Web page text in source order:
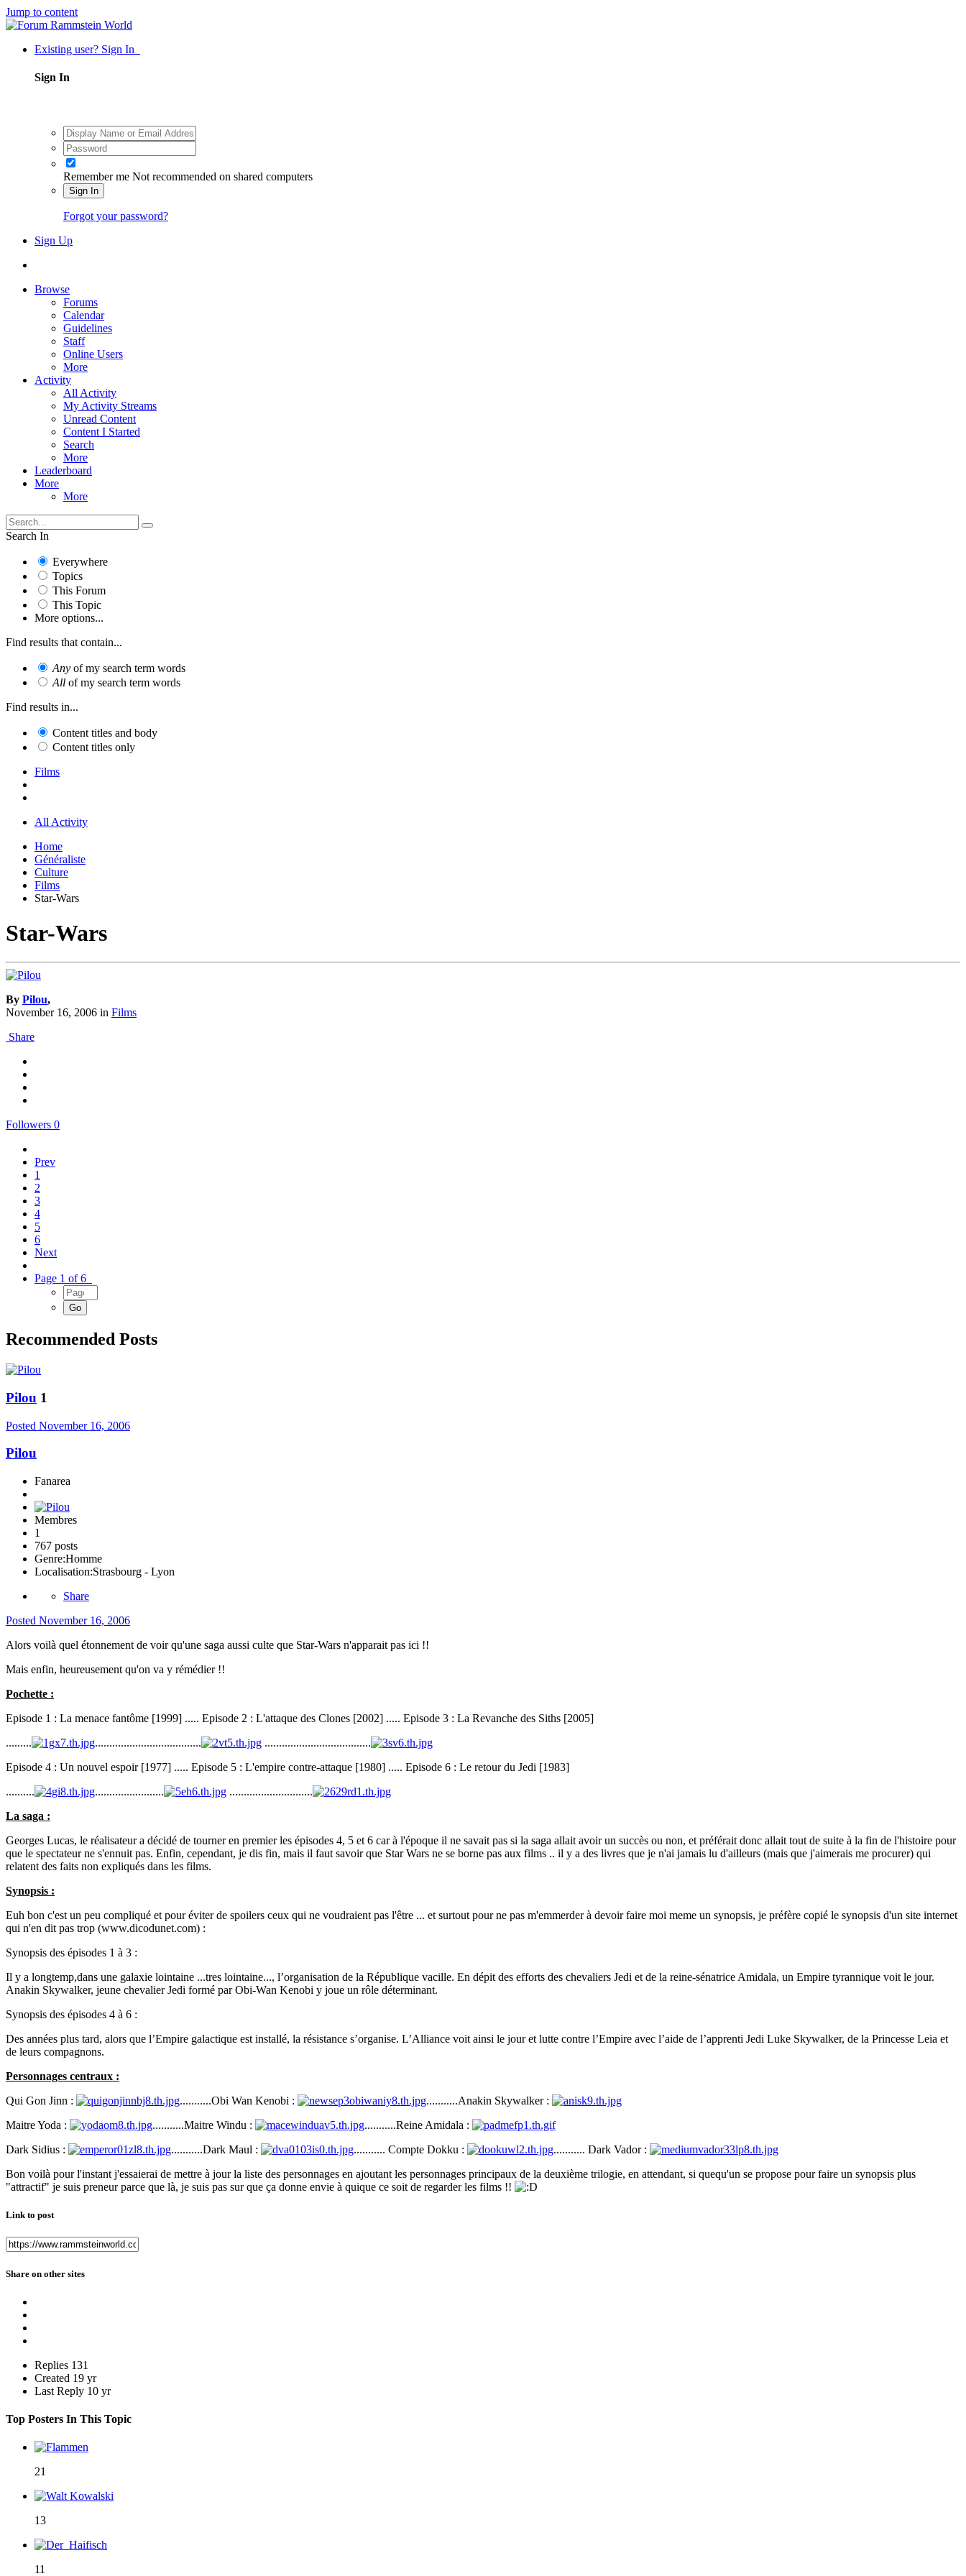
Jump to content
Existing user? Sign In
Sign In
Remember me Not recommended on shared computers
Sign In
Forgot your password?
Sign Up
Browse
Forums
Calendar
Guidelines
Staff
Online Users
More
Activity
All Activity
My Activity Streams
Unread Content
Content I Started
Search
More
Leaderboard
More
More
Search In
Everywhere
Topics
This Forum
This Topic
More options...
Find results that contain...
Any of my search term words
All of my search term words
Find results in...
Content titles and body
Content titles only
Films
All Activity
Home
Généraliste
Culture
Films
Star-Wars
Star-Wars
By Pilou,
November 16, 2006 in Films
Share
Followers 0
Prev
1
2
3
4
5
6
Next
Page 1 of 6
Recommended Posts
Pilou 1
Posted November 16, 2006
Pilou
Fanarea
Membres
1
767 posts
Genre:Homme
Localisation:Strasbourg - Lyon
Share
Posted November 16, 2006
Alors voilà quel étonnement de voir qu'une saga aussi culte que Star-Wars n'apparait pas ici !!
Mais enfin, heureusement qu'on va y rémédier !!
Pochette :
Episode 1 : La menace fantôme [1999] ..... Episode 2 : L'attaque des Clones [2002] ..... Episode 3 : La Revanche des Siths [2005]
.........
.....................................
.....................................
Episode 4 : Un nouvel espoir [1977] ..... Episode 5 : L'empire contre-attaque [1980] ..... Episode 6 : Le retour du Jedi [1983]
..........
........................
.............................
La saga :
Georges Lucas, le réalisateur a décidé de tourner en premier les épisodes 4, 5 et 6 car à l'époque il ne savait pas si la saga allait avoir un succès ou non, et préférait donc allait tout de suite à la fin de l'histoire pour
que le spectateur ne s'ennuit pas. Enfin, cependant, je dis fin, mais il faut savoir que Star Wars ne se borne pas aux films .. il y a des livres que je n'ai jamais lu d'ailleurs (mais que j'aimerais me procurer) qui
relatent des faits non expliqués dans les films.
Synopsis :
Euh bon c'est un peu compliqué et pour éviter de spoilers ceux qui ne voudraient pas l'être ... et surtout pour ne pas m'emmerder à devoir faire moi meme un synopsis, je préfère copié le synopsis d'un site internet
qui n'en dit pas trop (www.dicodunet.com) :
Synopsis des épisodes 1 à 3 :
Il y a longtemp,dans une galaxie lointaine ...tres lointaine..., l’organisation de la République vacille. En dépit des efforts des chevaliers Jedi et de la reine-sénatrice Amidala, un Empire tyrannique voit le jour.
Anakin Skywalker, jeune chevalier Jedi formé par Obi-Wan Kenobi y joue un rôle déterminant.
Synopsis des épisodes 4 à 6 :
Des années plus tard, alors que l’Empire galactique est installé, la résistance s’organise. L’Alliance voit ainsi le jour et lutte contre l’Empire avec l’aide de l’apprenti Jedi Luke Skywalker, de la Princesse Leia et
de leurs compagnons.
Personnages centraux :
Qui Gon Jinn :
...........Obi Wan Kenobi :
...........Anakin Skywalker :
Maitre Yoda :
...........Maitre Windu :
...........Reine Amidala :
Dark Sidius :
...........Dark Maul : ........... Compte Dokku :
........... Dark Vador :
Bon voilà pour l'instant j'essaierai de mettre à jour la liste des personnages en ajoutant les personnages principaux de la deuxième trilogie, en attendant, si quequ'un se propose pour faire un synopsis plus
"attractif" je suis preneur parce que là, je suis pas sur que ça donne envie à quique ce soit de regarder les films !!
Link to post
Share on other sites
Replies 131
Created 19 yr
Last Reply 10 yr
Top Posters In This Topic
21
13
11